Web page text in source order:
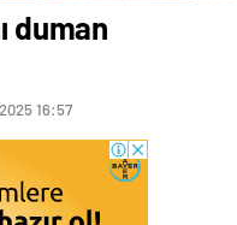
duman
16:57